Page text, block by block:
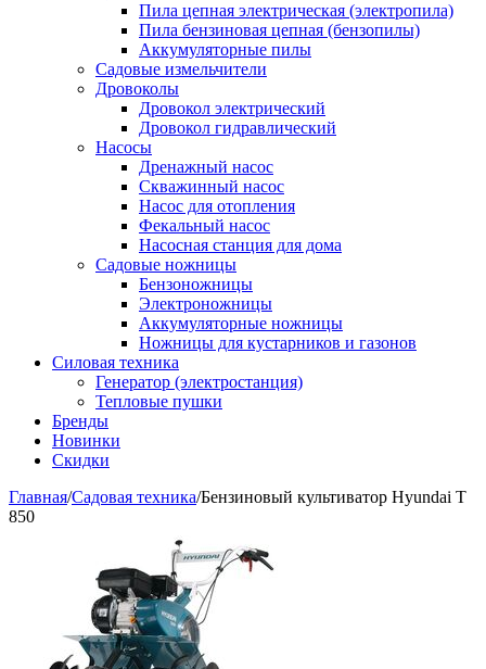
Пила цепная электрическая (электропила)
Пила бензиновая цепная (бензопилы)
Аккумуляторные пилы
Садовые измельчители
Дровоколы
Дровокол электрический
Дровокол гидравлический
Насосы
Дренажный насос
Скважинный насос
Насос для отопления
Фекальный насос
Насосная станция для дома
Садовые ножницы
Бензоножницы
Электроножницы
Аккумуляторные ножницы
Ножницы для кустарников и газонов
Силовая техника
Генератор (электростанция)
Тепловые пушки
Бренды
Новинки
Скидки
Главная/Садовая техника/Бензиновый культиватор Hyundai T
850